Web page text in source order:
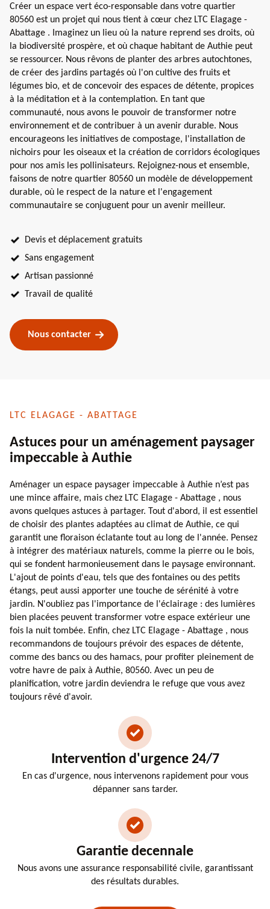
Créer un espace vert éco-responsable dans votre quartier
80560 est un projet qui nous tient à cœur chez LTC Elagage -
Abattage . Imaginez un lieu où la nature reprend ses droits, où
la biodiversité prospère, et où chaque habitant de Authie peut
se ressourcer. Nous rêvons de planter des arbres autochtones,
de créer des jardins partagés où l'on cultive des fruits et
légumes bio, et de concevoir des espaces de détente, propices
à la méditation et à la contemplation. En tant que
communauté, nous avons le pouvoir de transformer notre
environnement et de contribuer à un avenir durable. Nous
encourageons les initiatives de compostage, l'installation de
nichoirs pour les oiseaux et la création de corridors écologiques
pour nos amis les pollinisateurs. Rejoignez-nous et ensemble,
faisons de notre quartier 80560 un modèle de développement
durable, où le respect de la nature et l'engagement
communautaire se conjuguent pour un avenir meilleur.
Devis et déplacement gratuits
Sans engagement
Artisan passionné
Travail de qualité
Nous contacter
LTC ELAGAGE - ABATTAGE
Astuces pour un aménagement paysager
impeccable à Authie
Aménager un espace paysager impeccable à Authie n’est pas
une mince affaire, mais chez LTC Elagage - Abattage , nous
avons quelques astuces à partager. Tout d'abord, il est essentiel
de choisir des plantes adaptées au climat de Authie, ce qui
garantit une floraison éclatante tout au long de l'année. Pensez
à intégrer des matériaux naturels, comme la pierre ou le bois,
qui se fondent harmonieusement dans le paysage environnant.
L'ajout de points d'eau, tels que des fontaines ou des petits
étangs, peut aussi apporter une touche de sérénité à votre
jardin. N'oubliez pas l'importance de l'éclairage : des lumières
bien placées peuvent transformer votre espace extérieur une
fois la nuit tombée. Enfin, chez LTC Elagage - Abattage , nous
recommandons de toujours prévoir des espaces de détente,
comme des bancs ou des hamacs, pour profiter pleinement de
votre havre de paix à Authie, 80560. Avec un peu de
planification, votre jardin deviendra le refuge que vous avez
toujours rêvé d'avoir.
Intervention d'urgence 24/7
En cas d'urgence, nous intervenons rapidement pour vous
dépanner sans tarder.
Garantie decennale
Nous avons une assurance responsabilité civile, garantissant
des résultats durables.